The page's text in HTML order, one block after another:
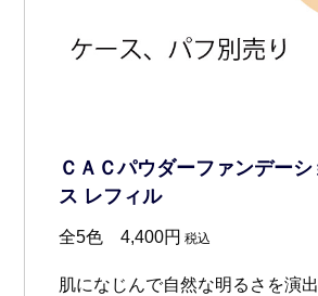
ＣＡＣパウダーファンデー
ス レフィル
全5色 4,400円 税込
肌になじんで自然な明るさを演